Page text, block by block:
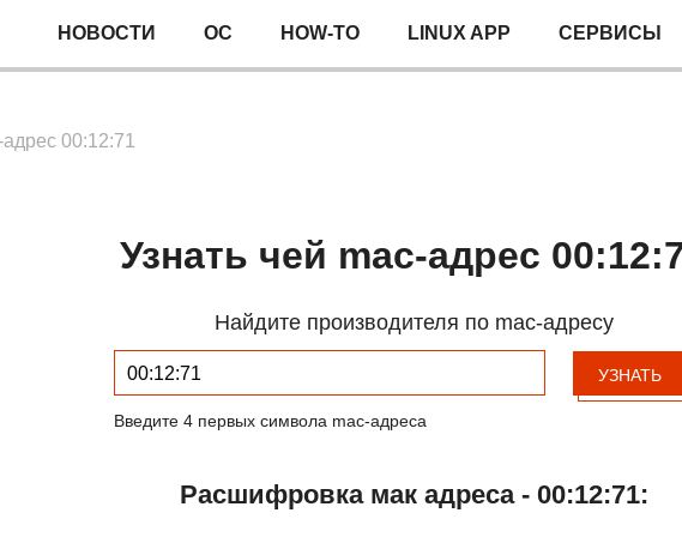
НОВОСТИ ОС HOW-TO LINUX APP СЕРВИСЫ
00:12:71
Узнать чей mac-адрес
Найдите производителя по mac-адресу
УЗНАТЬ
Введите 4 первых символа mac-адреса
Расшифровка мак адреса - 00:12:71: